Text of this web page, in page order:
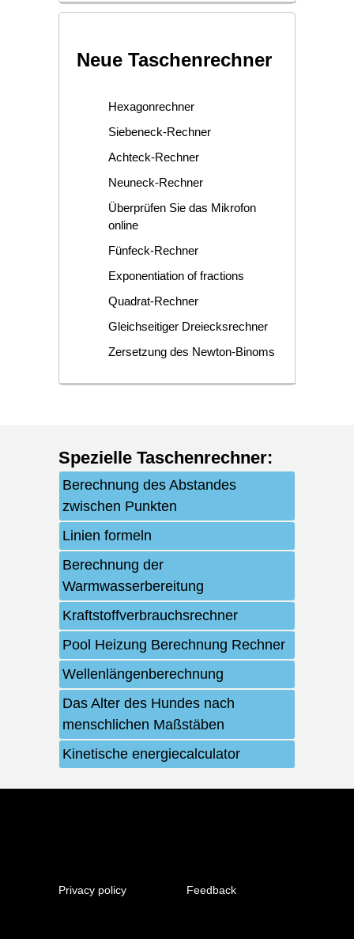
Neue Taschenrechner
Hexagonrechner
Siebeneck-Rechner
Achteck-Rechner
Neuneck-Rechner
Überprüfen Sie das Mikrofon
online
Fünfeck-Rechner
Exponentiation of fractions
Quadrat-Rechner
Gleichseitiger Dreiecksrechner
Zersetzung des Newton-Binoms
Spezielle Taschenrechner:
Berechnung des Abstandes
zwischen Punkten
Linien formeln
Berechnung der
Warmwasserbereitung
Kraftstoffverbrauchsrechner
Pool Heizung Berechnung Rechner
Wellenlängenberechnung
Das Alter des Hundes nach
menschlichen Maßstäben
Kinetische energiecalculator
Privacy policy Feedback